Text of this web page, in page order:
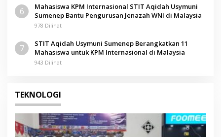
6
Mahasiswa KPM Internasional STIT Aqidah Usymuni
Sumenep Bantu Pengurusan Jenazah WNI di Malaysia
978 Dilihat
7
STIT Aqidah Usymuni Sumenep Berangkatkan 11
Mahasiswa untuk KPM Internasional di Malaysia
943 Dilihat
TEKNOLOGI